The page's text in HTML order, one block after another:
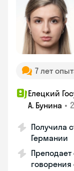
7 лет
Елецкий
А. Бунина •
Получила
Германии
Преподает